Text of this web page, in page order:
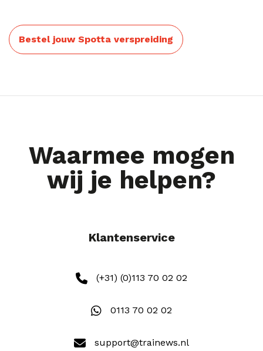
Bestel jouw Spotta verspreiding
Waarmee mogen
wij je helpen?
Klantenservice
(+31) (0)113 70 02 02
0113 70 02 02
support@trainews.nl